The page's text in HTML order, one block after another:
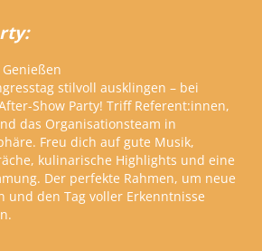
stilvoll ausklingen – bei
Show Party! Triff Referent:innen,
das Organisationsteam in
Freu dich auf gute Musik,
kulinarische Highlights und eine
Der perfekte Rahmen, um neue
und den Tag voller Erkenntnisse